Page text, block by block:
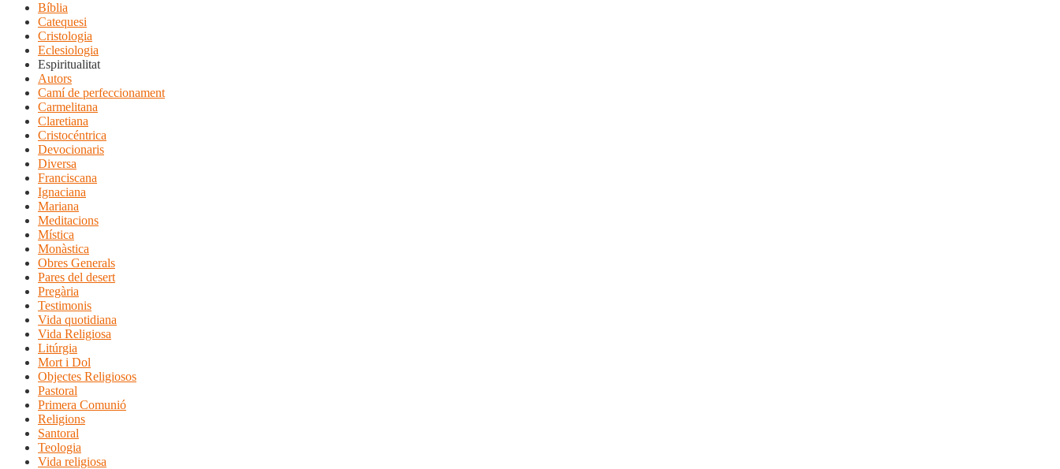
Bíblia
Catequesi
Cristologia
Eclesiologia
Espiritualitat
Autors
Camí de perfeccionament
Carmelitana
Claretiana
Cristocéntrica
Devocionaris
Diversa
Franciscana
Ignaciana
Mariana
Meditacions
Mística
Monàstica
Obres Generals
Pares del desert
Pregària
Testimonis
Vida quotidiana
Vida Religiosa
Litúrgia
Mort i Dol
Objectes Religiosos
Pastoral
Primera Comunió
Religions
Santoral
Teologia
Vida religiosa